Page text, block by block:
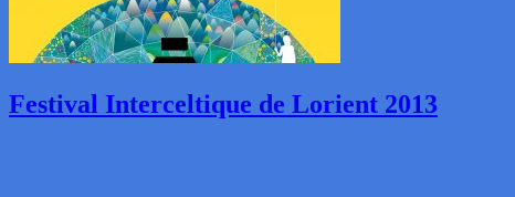
Festival Interceltique de Lorient 2013